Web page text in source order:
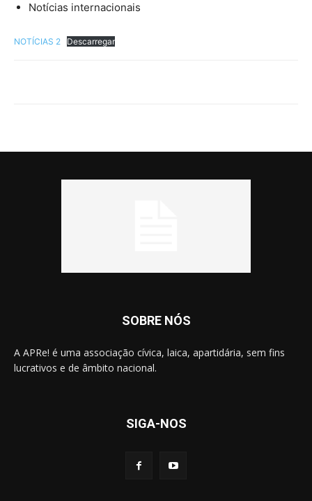
Notícias internacionais
NOTÍCIAS 2 Descarregar
SOBRE NÓS
A APRe! é uma associação cívica, laica, apartidária, sem fins
lucrativos e de âmbito nacional.
SIGA-NOS